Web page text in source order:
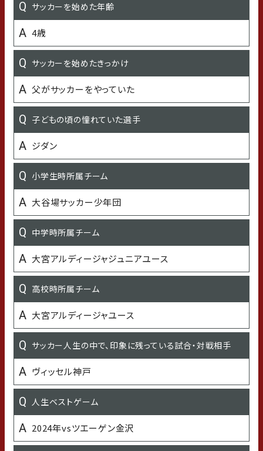
サッカーを始めた年齢
4歳
サッカーを始めたきっかけ
父がサッカーをやっていた
子どもの頃の憧れていた選手
ジダン
小学生時所属チーム
大谷場サッカー少年団
中学時所属チーム
大宮アルディージャジュニアユース
高校時所属チーム
大宮アルディージャユース
サッカー人生の中で、印象に残っている試合・対戦相手
ヴィッセル神戸
人生ベストゲーム
2024年vsツエーゲン金沢
好きな女性タレント・女優・歌手
エマ・ワトソン
好きな漫画・アニメ
進撃の巨人
好きなTV番組 or Youtubeチャンネル
たっくーTVれでぃお
愛車
BMW
好きな言葉・座右の銘
前へ！！
MBTI診断結果
最近嬉しかったこと
最近の悩み
家探し
子どもの頃の習い事